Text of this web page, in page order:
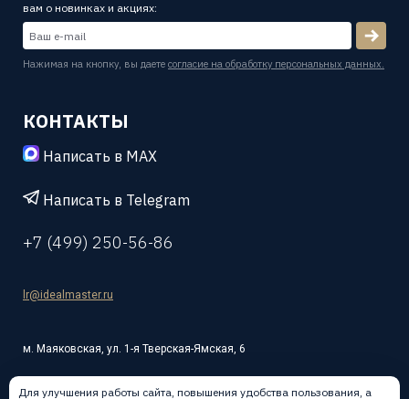
вам о новинках и акциях:
Нажимая на кнопку, вы даете согласие на обработку персональных данных.
КОНТАКТЫ
Написать в MAX
Написать в Telegram
+7 (499) 250-56-86
lr@idealmaster.ru
м. Маяковская, ул. 1-я Тверская-Ямская, 6
Для улучшения работы сайта, повышения удобства пользования, а